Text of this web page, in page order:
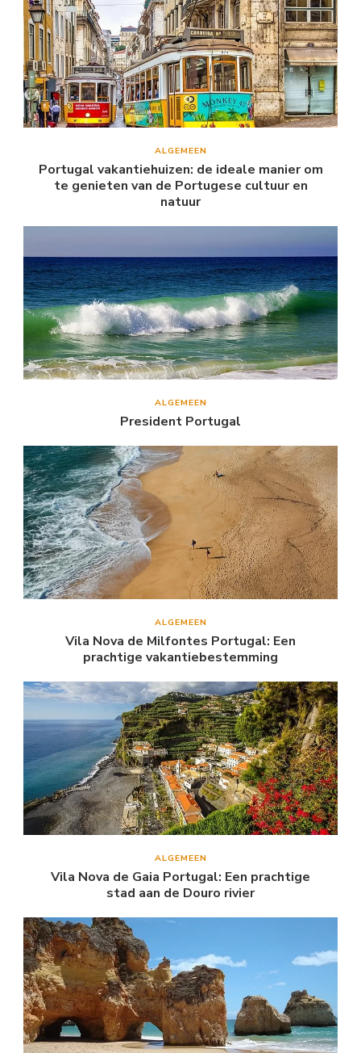
ALGEMEEN
Portugal vakantiehuizen: de ideale manier om
te genieten van de Portugese cultuur en
natuur
ALGEMEEN
President Portugal
ALGEMEEN
Vila Nova de Milfontes Portugal: Een
prachtige vakantiebestemming
ALGEMEEN
Vila Nova de Gaia Portugal: Een prachtige
stad aan de Douro rivier